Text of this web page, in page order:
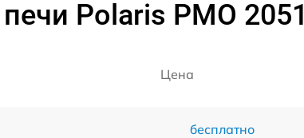
Polaris PMO 2051
Цена
бесплатно